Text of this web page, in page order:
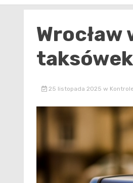
25 listopada 2025 w